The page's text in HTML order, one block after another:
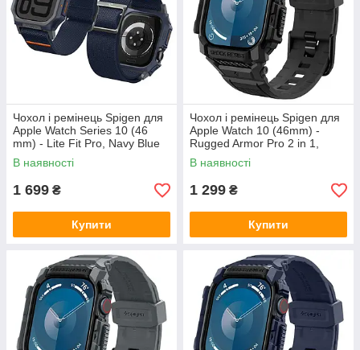
Чохол і ремінець Spigen для
Apple Watch Series 10 (46
mm) - Lite Fit Pro, Navy Blue
(ACS08925)
В наявності
1 699 ₴
Купити
Чохол і ремінець Spigen для
Apple Watch 10 (46mm) -
Rugged Armor Pro 2 in 1,
Black (ACS08604)
В наявності
1 299 ₴
Купити